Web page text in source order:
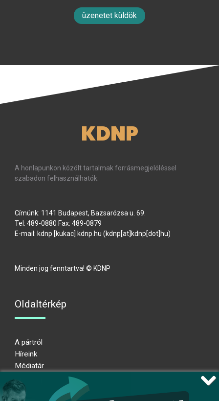
üzenetet küldök
KDNP
A honlapunkon közölt tartalmak forrásmegjelöléssel
szabadon felhasználhatók.
Címünk: 1141 Budapest, Bazsarózsa u. 69.
Tel: 489-0880 Fax: 489-0879
E-mail: kdnp [kukac] kdnp.hu (kdnp[at]kdnp[dot]hu)
Minden jog fenntartva! © KDNP
Oldaltérkép
A pártról
Híreink
Médiatár
Adatkezelési nyilatkozat